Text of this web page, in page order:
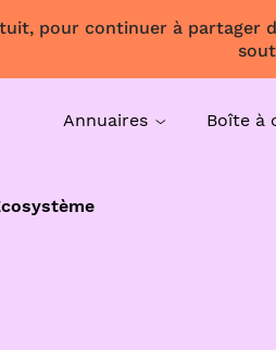
pour continuer à partager
Annuaires Boîte à